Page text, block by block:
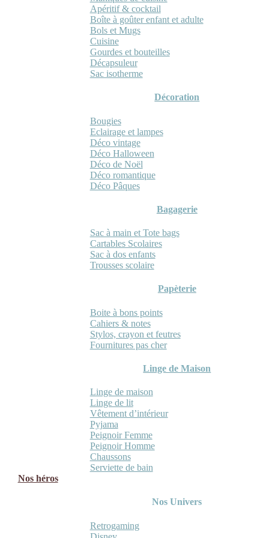
Apéritif & cocktail
Boîte à goûter enfant et adulte
Bols et Mugs
Cuisine
Gourdes et bouteilles
Décapsuleur
Sac isotherme
Décoration
Bougies
Eclairage et lampes
Déco vintage
Déco Halloween
Déco de Noël
Déco romantique
Déco Pâques
Bagagerie
Sac à main et Tote bags
Cartables Scolaires
Sac à dos enfants
Trousses scolaire
Papèterie
Boite à bons points
Cahiers & notes
Stylos, crayon et feutres
Fournitures pas cher
Linge de Maison
Linge de maison
Linge de lit
Vêtement d’intérieur
Pyjama
Peignoir Femme
Peignoir Homme
Chaussons
Serviette de bain
Nos héros
Nos Univers
Retrogaming